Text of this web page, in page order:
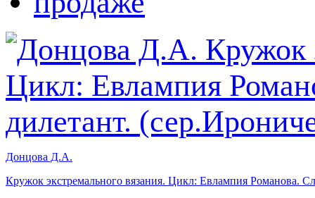
Донцова Д.А.
Кружок экстремального вязания. Цикл: Евлампия Романова.